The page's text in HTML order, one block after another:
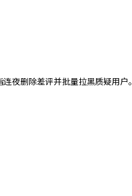
夜删除差评并批量拉黑质疑用户。